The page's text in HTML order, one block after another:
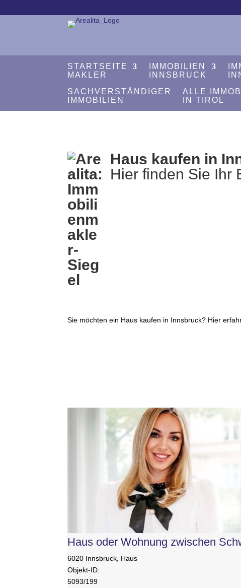
STARTSEITE
MAKLER
IMMOBILIEN
INNSBRUCK
SACHVERSTÄNDIGER
IMMOBILIEN
ALLE
IN TIROL
Haus kaufen in
Hier finden Sie Ihr
Sie möchten ein Haus kaufen in Innsbruck? Hier
Haus oder Wohnung zwischen
6020 Innsbruck, Haus
Objekt-ID:
5093/199